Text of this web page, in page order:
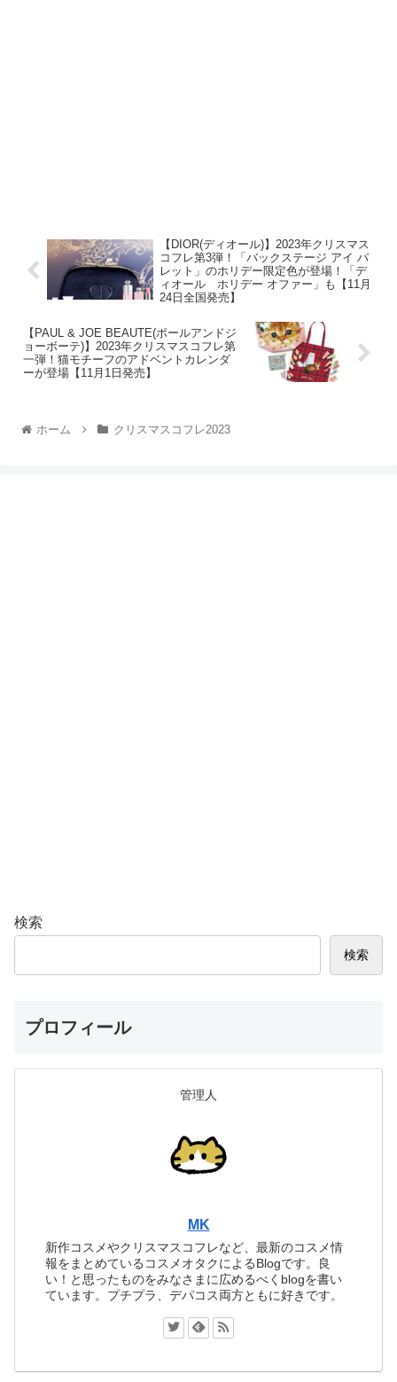
【DIOR(ディオール)】2023年クリスマス
コフレ第3弾！「バックステージ アイ パ
レット」のホリデー限定色が登場！「デ
ィオール ホリデー オファー」も【11月
24日全国発売】
【PAUL & JOE BEAUTE(ポールアンドジ
ョーボーテ)】2023年クリスマスコフレ第
一弾！猫モチーフのアドベントカレンダ
ーが登場【11月1日発売】
ホーム クリスマスコフレ2023
検索
検索
プロフィール
管理人
MK
新作コスメやクリスマスコフレなど、最新のコスメ情
報をまとめているコスメオタクによるBlogです。良
い！と思ったものをみなさまに広めるべくblogを書い
ています。プチプラ、デパコス両方ともに好きです。